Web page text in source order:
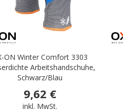
ON Winter Comfort 3303
Arbeitshandschuhe,
Schwarz/Blau
9,62 €
inkl. MwSt.